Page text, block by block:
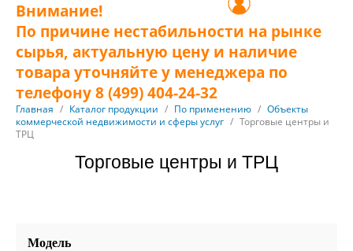
Внимание!
По причине нестабильности на рынке
сырья, актуальную цену и наличие
товара уточняйте у менеджера по
телефону 8 (499) 404-24-32
Главная / Каталог продукции / По применению / Объекты
коммерческой недвижимости и сферы услуг / Торговые центры и
ТРЦ
Торговые центры и ТРЦ
Модель